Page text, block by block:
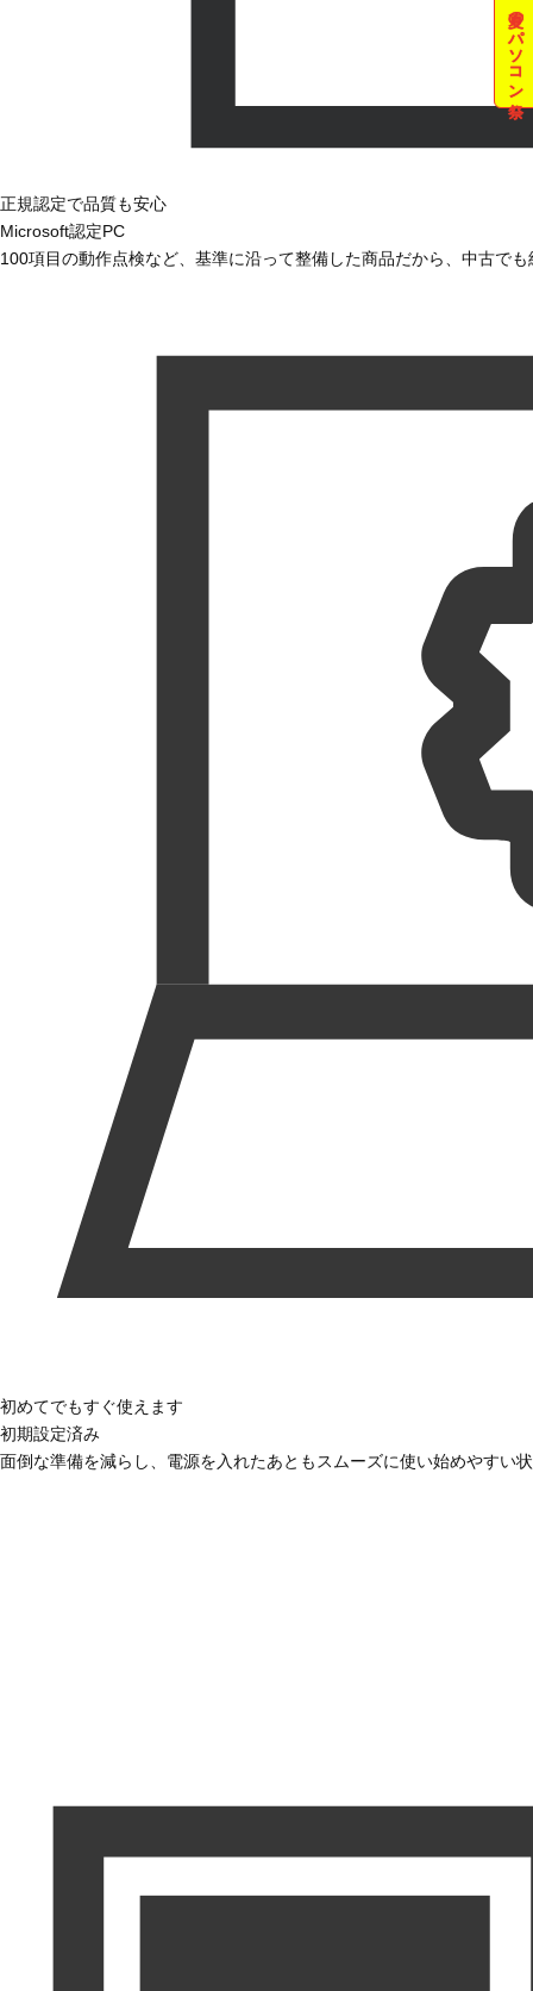
夏のパソコン祭
正規認定で品質も安心
Microsoft認定PC
100項目の動作点検など、基準に沿って整備した商品だから、中古で
初めてでもすぐ使えます
初期設定済み
面倒な準備を減らし、電源を入れたあともスムーズに使い始めやすい